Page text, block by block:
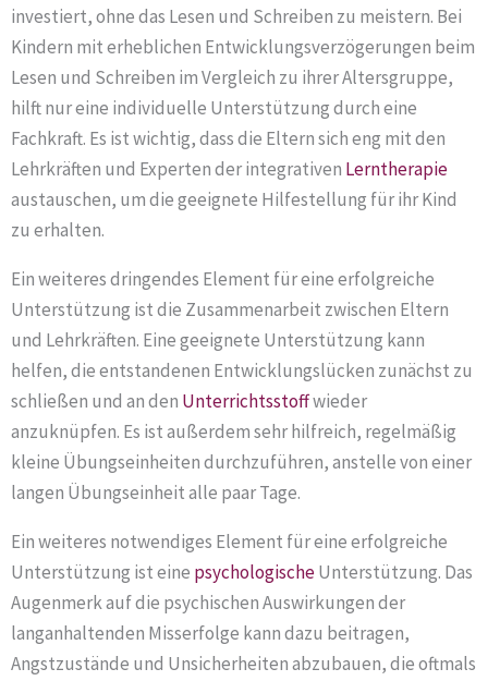
investiert, ohne das Lesen und Schreiben zu meistern. Bei
Kindern mit erheblichen Entwicklungsverzögerungen beim
Lesen und Schreiben im Vergleich zu ihrer Altersgruppe,
hilft nur eine individuelle Unterstützung durch eine
Fachkraft. Es ist wichtig, dass die Eltern sich eng mit den
Lehrkräften und Experten der integrativen Lerntherapie
austauschen, um die geeignete Hilfestellung für ihr Kind
zu erhalten.
Ein weiteres dringendes Element für eine erfolgreiche
Unterstützung ist die Zusammenarbeit zwischen Eltern
und Lehrkräften. Eine geeignete Unterstützung kann
helfen, die entstandenen Entwicklungslücken zunächst zu
schließen und an den Unterrichtsstoffwieder
anzuknüpfen. Es ist außerdem sehr hilfreich, regelmäßig
kleine Übungseinheiten durchzuführen, anstelle von einer
langen Übungseinheit alle paar Tage.
Ein weiteres notwendiges Element für eine erfolgreiche
Unterstützung ist eine psychologischeUnterstützung. Das
Augenmerk auf die psychischen Auswirkungen der
langanhaltenden Misserfolge kann dazu beitragen,
Angstzustände und Unsicherheiten abzubauen, die oftmals